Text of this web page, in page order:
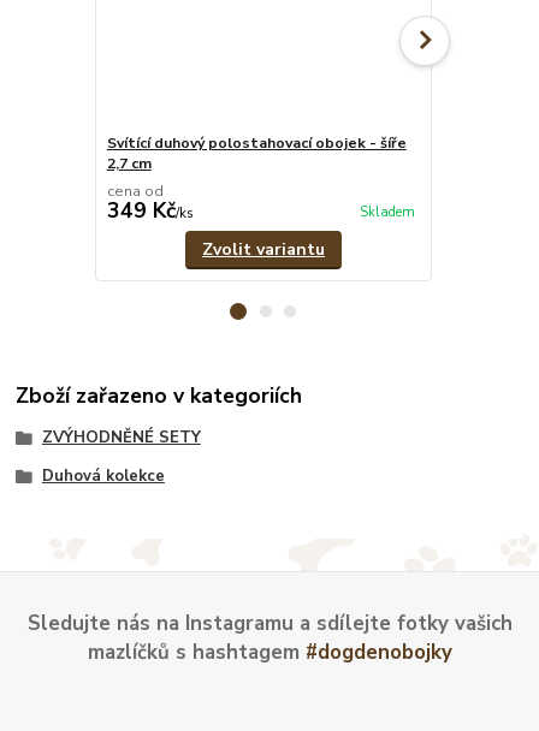
Svítící duhový polostahovací obojek - šíře
2,7 cm
cena od
349 Kč/ks Skladem
Zvolit variantu
Zboží zařazeno v kategoriích
ZVÝHODNĚNÉ SETY
Duhová kolekce
Sledujte nás na Instagramu a sdílejte fotky vašich
mazlíčků s hashtagem #dogdenobojky